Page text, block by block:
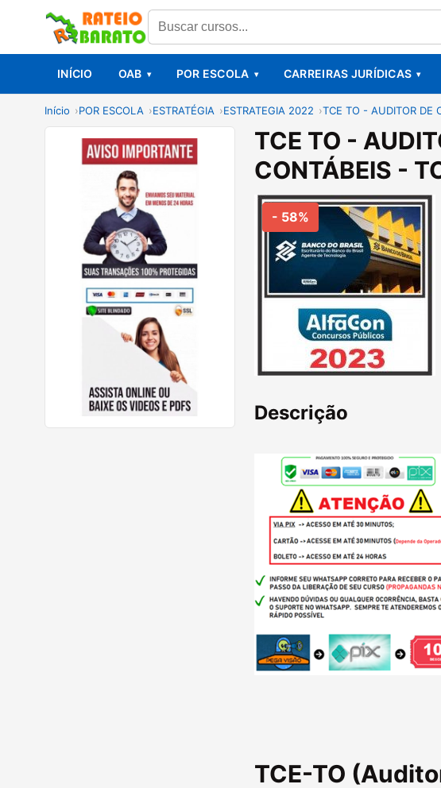
INÍCIO OAB POR ESCOLA CARREIRAS JURÍDICAS
Início POR ESCOLA ESTRATÉGIA ESTRATEGIA 2022 TCE TO - AUDITOR DE
TCE TO -
CONTÁBEIS -
- 58%
Descrição
TCE-TO